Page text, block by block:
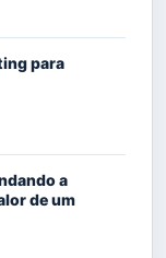
para
a
de um